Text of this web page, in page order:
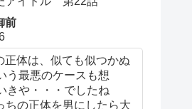
前
正体は、似ても似つかぬ
う最悪のケースも想
きや・・・でしたね
の正体を男にしたら大